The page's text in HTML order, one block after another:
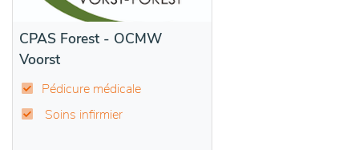
CPAS Forest - OCMW
Voorst
Pédicure médicale
Soins infirmier